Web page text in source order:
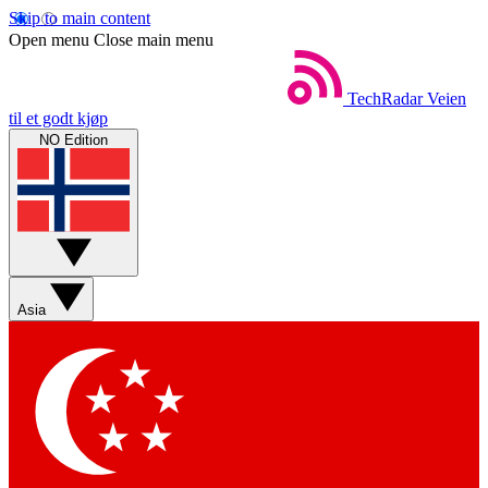
Skip to main content
Open menu Close main menu
TechRadar Veien
til et godt kjøp
NO Edition
Asia